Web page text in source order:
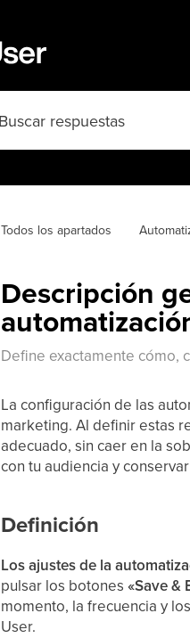
Todos los apartados
Descripción
Define exactamente cómo,
La configuración de las
marketing. Al definir estas
adecuado, sin caer en la
con tu audiencia y
Definición
Los ajustes de la
pulsar los botones«Save &
momento, la frecuencia y
User.